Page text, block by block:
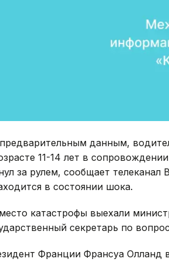
данным,
11-14 лет в
за рулем, сообщает телеканал
в состоянии шока.
катастрофы выехали
секретарь по
Франции Франсуа Олланд